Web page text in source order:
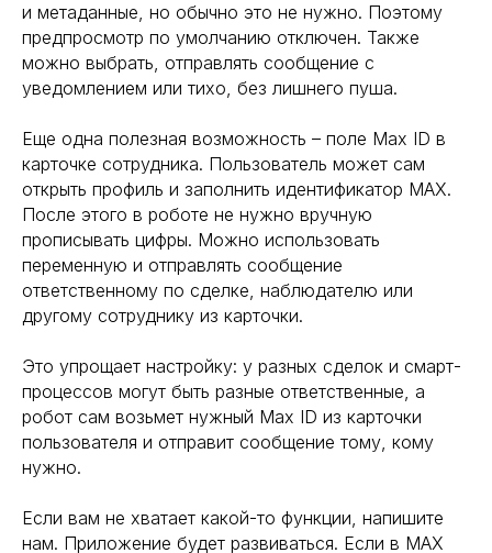
и метаданные, но обычно это не нужно. Поэтому
предпросмотр по умолчанию отключен. Также
можно выбрать, отправлять сообщение с
уведомлением или тихо, без лишнего пуша.
Еще одна полезная возможность – поле Max ID в
карточке сотрудника. Пользователь может сам
открыть профиль и заполнить идентификатор MAX.
После этого в роботе не нужно вручную
прописывать цифры. Можно использовать
переменную и отправлять сообщение
ответственному по сделке, наблюдателю или
другому сотруднику из карточки.
Это упрощает настройку: у разных сделок и смарт-
процессов могут быть разные ответственные, а
робот сам возьмет нужный Max ID из карточки
пользователя и отправит сообщение тому, кому
нужно.
Если вам не хватает какой-то функции, напишите
нам. Приложение будет развиваться. Если в MAX